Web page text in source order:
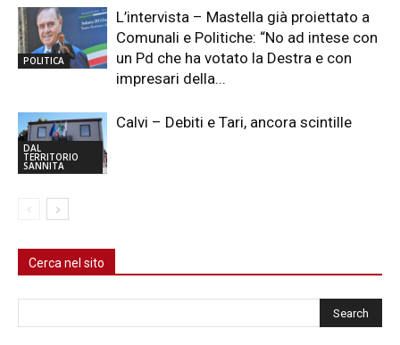
POLITICA
L’intervista – Mastella già proiettato a
Comunali e Politiche: “No ad intese con
un Pd che ha votato la Destra e con
impresari della...
DAL
TERRITORIO
SANNITA
Calvi – Debiti e Tari, ancora scintille
Cerca nel sito